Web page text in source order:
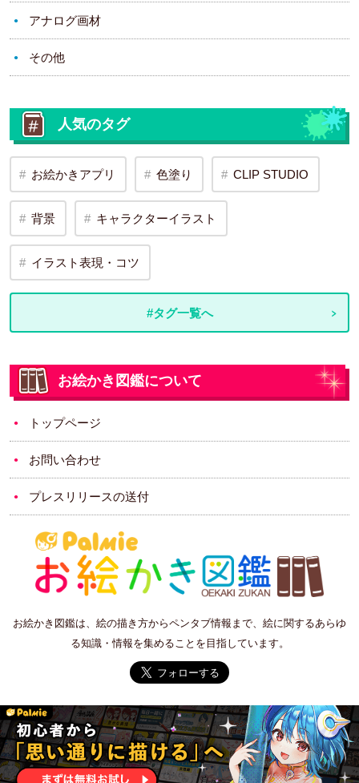
アナログ画材
その他
人気のタグ
お絵かきアプリ 色塗り CLIP STUDIO
背景 キャラクターイラスト
イラスト表現・コツ
#タグ一覧へ
お絵かき図鑑について
トップページ
お問い合わせ
プレスリリースの送付
お絵かき図鑑は、絵の描き方からペンタブ情報まで、絵に関するあらゆ
る知識・情報を集めることを目指しています。